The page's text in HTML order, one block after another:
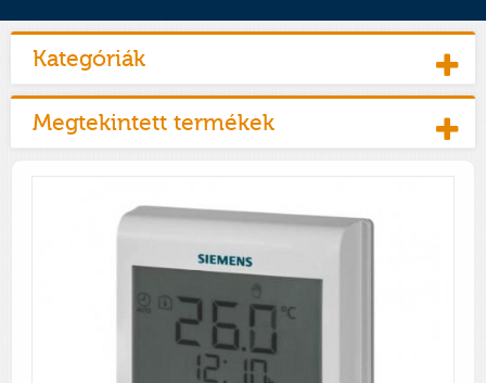
Kategóriák
Megtekintett termékek